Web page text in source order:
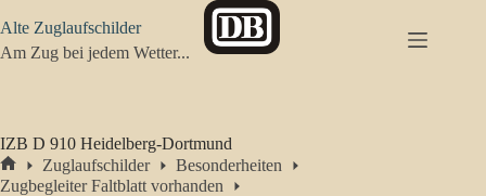
Inhalt
springen
Alte Zuglaufschilder
Am Zug bei jedem Wetter...
IZB D 910 Heidelberg-Dortmund
Start
Zuglaufschilder
Besonderheiten
Zugbegleiter Faltblatt vorhanden